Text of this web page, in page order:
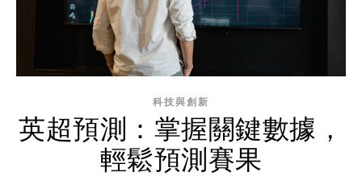
科技與創新
英超預測：掌握關鍵數據，
輕鬆預測賽果